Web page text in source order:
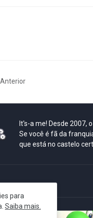
It's-a me! Desde 2007,
Se você é fã da
que está no castelo
para
Saiba mais.